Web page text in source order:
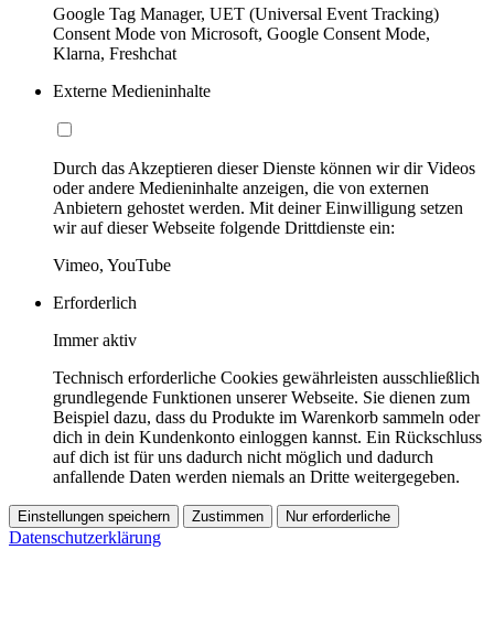
Google Tag Manager, UET (Universal Event Tracking)
Consent Mode von Microsoft, Google Consent Mode,
Klarna, Freshchat
Externe Medieninhalte
Durch das Akzeptieren dieser Dienste können wir dir Videos
oder andere Medieninhalte anzeigen, die von externen
Anbietern gehostet werden. Mit deiner Einwilligung setzen
wir auf dieser Webseite folgende Drittdienste ein:
Vimeo, YouTube
Erforderlich
Immer aktiv
Technisch erforderliche Cookies gewährleisten ausschließlich
grundlegende Funktionen unserer Webseite. Sie dienen zum
Beispiel dazu, dass du Produkte im Warenkorb sammeln oder
dich in dein Kundenkonto einloggen kannst. Ein Rückschluss
auf dich ist für uns dadurch nicht möglich und dadurch
anfallende Daten werden niemals an Dritte weitergegeben.
Einstellungen speichern Zustimmen Nur erforderliche
Datenschutzerklärung